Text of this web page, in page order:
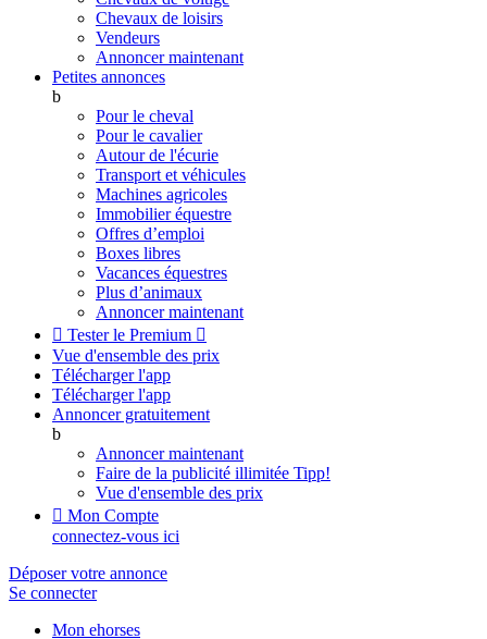
Chevaux de loisirs
Vendeurs
Annoncer maintenant
Petites annonces
b
Pour le cheval
Pour le cavalier
Autour de l'écurie
Transport et véhicules
Machines agricoles
Immobilier équestre
Offres d’emploi
Boxes libres
Vacances équestres
Plus d’animaux
Annoncer maintenant
 Tester le Premium 
Vue d'ensemble des prix
Télécharger l'app
Télécharger l'app
Annoncer gratuitement
b
Annoncer maintenant
Faire de la publicité illimitée Tipp!
Vue d'ensemble des prix
 Mon Compte
connectez-vous ici
Déposer votre annonce
Se connecter
Mon ehorses